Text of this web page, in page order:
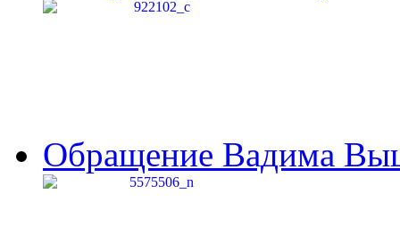
Обращение Вадима